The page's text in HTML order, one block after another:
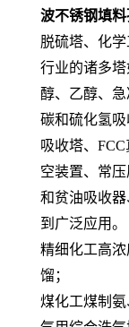
波不锈钢填
脱硫塔、化
行业的诸多
醇、乙醇、
碳和硫化氢
吸收塔、
空装置、常
和贫油吸收
到广泛应用。
精细化工高
馏；
煤化工煤制